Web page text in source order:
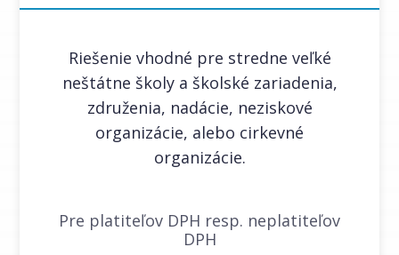
Riešenie vhodné pre stredne veľké
neštátne školy a školské zariadenia,
združenia, nadácie, neziskové
organizácie, alebo cirkevné
organizácie.
Pre platiteľov DPH resp. neplatiteľov
DPH